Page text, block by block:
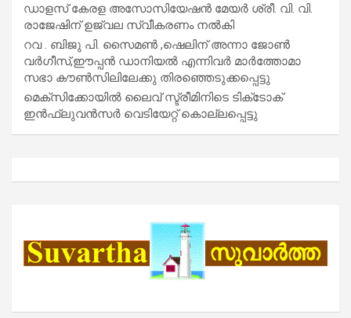
ഡാളസ് കേരള അസോസിയേഷൻ മേയർ ശ്രീ. വി. വി.
രാജേഷിന് ഉജ്വല സ്വീകരണം നൽകി
റവ . ബിജു പി. സൈമൺ ,ഷെലിന് അന്നാ ജോൺ
വർഗീസ്,ഈപ്പൻ ഡാനിയൽ എന്നിവർ മാർത്തോമാ
സഭാ കൗൺസിലിലേക്കു തിരഞ്ഞെടുക്കപ്പെട്ടു
മെക്സിക്കോയിൽ ലൈവ് സ്ട്രീമിനിടെ ടിക്‌ടോക്
ഇൻഫ്ലുവൻസർ വെടിയേറ്റ് കൊല്ലപ്പെട്ടു